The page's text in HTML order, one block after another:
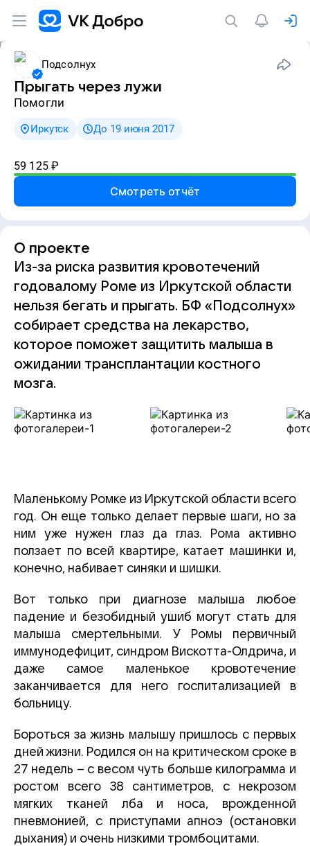
Подсолнух
Прыгать через лужи
Помогли
Иркутск До 19 июня 2017
59 125 ₽
Смотреть отчёт
О проекте
Из-за риска развития кровотечений
годовалому Роме из Иркутской области
нельзя бегать и прыгать. БФ «Подсолнух»
собирает средства на лекарство,
которое поможет защитить малыша в
ожидании трансплантации костного
мозга.
Маленькому Ромке из Иркутской области всего
год. Он еще только делает первые шаги, но за
ним уже нужен глаз да глаз. Рома активно
ползает по всей квартире, катает машинки и,
конечно, набивает синяки и шишки.
Вот только при диагнозе малыша любое
падение и безобидный ушиб могут стать для
малыша смертельными. У Ромы первичный
иммунодефицит, синдром Вискотта-Олдрича, и
даже самое маленькое кровотечение
заканчивается для него госпитализацией в
больницу.
Бороться за жизнь малышу пришлось с первых
дней жизни. Родился он на критическом сроке в
27 недель – с весом чуть больше килограмма и
ростом всего 38 сантиметров, с некрозом
мягких тканей лба и носа, врожденной
пневмонией, с приступами апноэ (остановки
дыхания) и очень низкими тромбоцитами.